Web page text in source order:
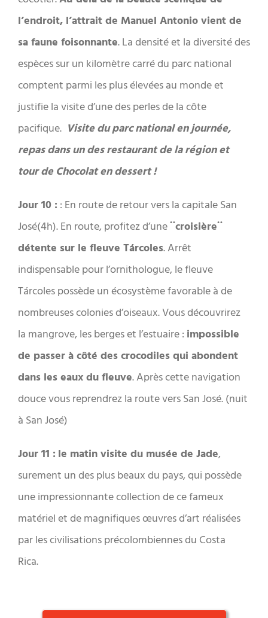
l’endroit, l’attrait de Manuel Antonio vient de
sa faune foisonnante. La densité et la diversité des
espèces sur un kilomètre carré du parc national
comptent parmi les plus élevées au monde et
justifie la visite d’une des perles de la côte
pacifique. Visite du parc national en journée,
repas dans un des restaurant de la région et
tour de Chocolat en dessert !
Jour 10 : : En route de retour vers la capitale San
José(4h). En route, profitez d’une¨croisière¨
détente sur le fleuve Tárcoles. Arrêt
indispensable pour l’ornithologue, le fleuve
Tárcoles possède un écosystème favorable à de
nombreuses colonies d’oiseaux. Vous découvrirez
la mangrove, les berges et l’estuaire : impossible
de passer à côté des crocodiles qui abondent
dans les eaux du fleuve. Après cette navigation
douce vous reprendrez la route vers San José. (nuit
à San José)
Jour 11 : le matin visite du musée de Jade,
surement un des plus beaux du pays, qui possède
une impressionnante collection de ce fameux
matériel et de magnifiques œuvres d’art réalisées
par les civilisations précolombiennes du Costa
Rica.